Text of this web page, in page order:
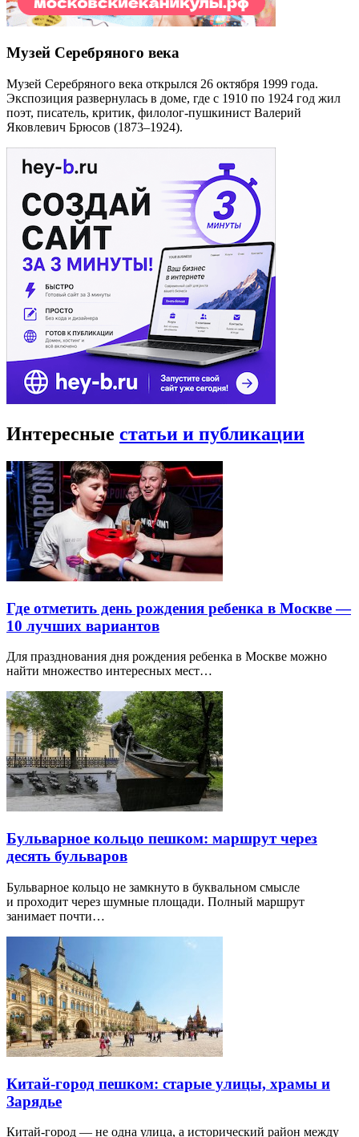
Музей Серебряного века
Музей Серебряного века открылся 26 октября 1999 года.
Экспозиция развернулась в доме, где с 1910 по 1924 год жил
поэт, писатель, критик, филолог-пушкинист Валерий
Яковлевич Брюсов (1873–1924).
Интересные статьи и публикации
Где отметить день рождения ребенка в Москве —
10 лучших вариантов
Для празднования дня рождения ребенка в Москве можно
найти множество интересных мест…
Бульварное кольцо пешком: маршрут через
десять бульваров
Бульварное кольцо не замкнуто в буквальном смысле
и проходит через шумные площади. Полный маршрут
занимает почти…
Китай-город пешком: старые улицы, храмы и
Зарядье
Китай-город — не одна улица, а исторический район между